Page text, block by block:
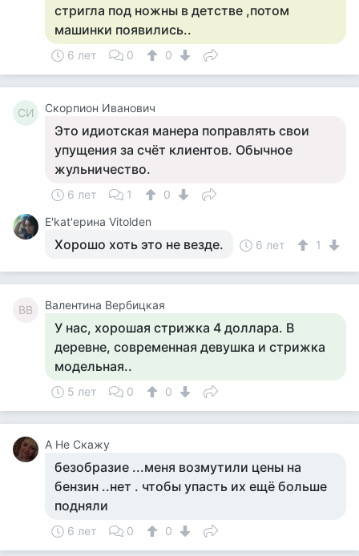
стригла под ножны в детстве ,потом
машинки появились..
6 лет 0 0
СИ Скорпион Иванович
Это идиотская манера поправлять свои
упущения за счёт клиентов. Обычное
жульничество.
6 лет 1
0
Е'kat'ерина Vitolden
Хорошо хоть это не везде. 6 лет 1
ВВ Валентина Вербицкая
У нас, хорошая стрижка 4 доллара. В
деревне, современная девушка и стрижка
модельная..
5 лет 0 0
А Не Скажу
безобразие ...меня возмутили цены на
бензин ..нет . чтобы упасть их ещё больше
подняли
6 лет 0 0